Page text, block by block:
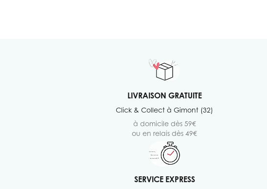
LIVRAISON GRATUITE
Click & Collect à Gimont (32)
à domicile dès 59€
ou en relais dès 49€
SERVICE EXPRESS